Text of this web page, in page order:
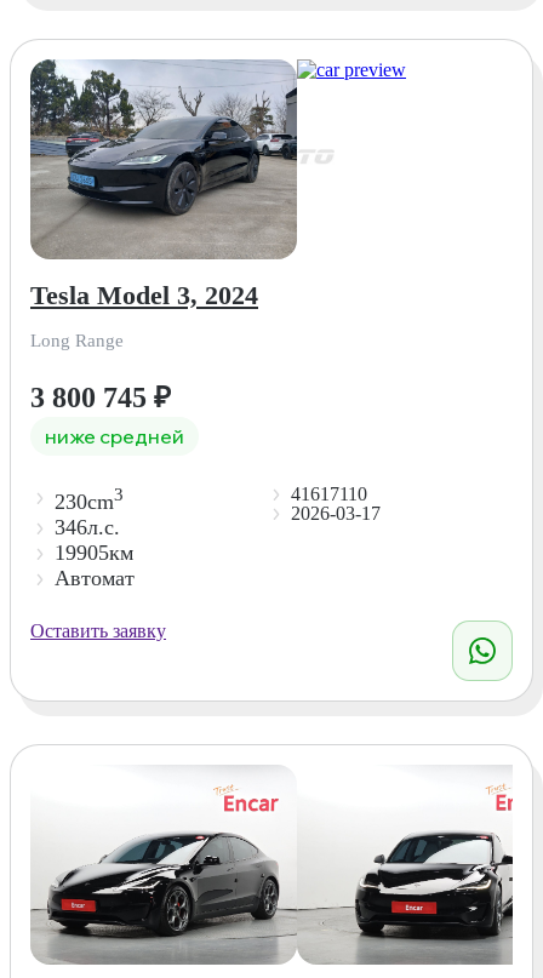
Tesla Model 3, 2024
Long Range
3 800 745 ₽
ниже средней
230cm3
346л.с.
19905км
Автомат
41617110
2026-03-17
Оставить заявку